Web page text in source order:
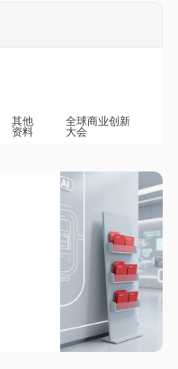
其他
资料
全球商业创新
大会